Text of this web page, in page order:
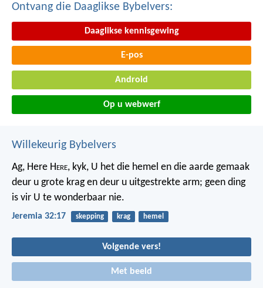
Ontvang die Daaglikse Bybelvers:
Daaglikse kennisgewing
E-pos
Android
Op u webwerf
Willekeurig Bybelvers
Ag, Here Here, kyk, U het die hemel en die aarde gemaak
deur u grote krag en deur u uitgestrekte arm; geen ding
is vir U te wonderbaar nie.
Jeremia 32:17 skepping krag hemel
Volgende vers!
Met beeld